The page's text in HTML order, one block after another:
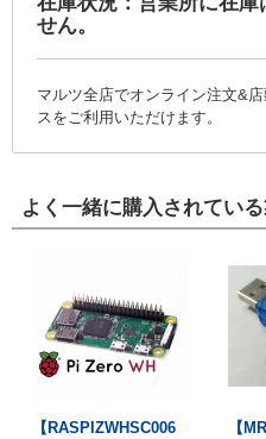
せん。
マルツ全店でオンライン注文&
スをご利用いただけます。
よく一緒に購入されてい
【RASPIZWHSC006
【